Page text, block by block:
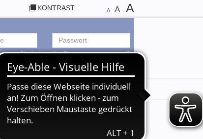
KONTRAST A A A
Sie haben Ihr Passwort vergessen?
ANMELDEN